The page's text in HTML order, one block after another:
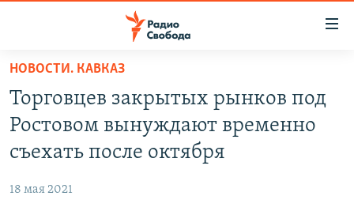
упрощенного
доступа
Вернуться
основному
Вернутся
ПОДКАСТЫ
АВТОРСКИЕ ПРОЕКТЫ
МНЕНИЯ
НОВОСТИ. КАВКАЗ
Торговцев закрытых рынков под
Ростовом вынуждают временно
съехать после октября
18 мая 2021